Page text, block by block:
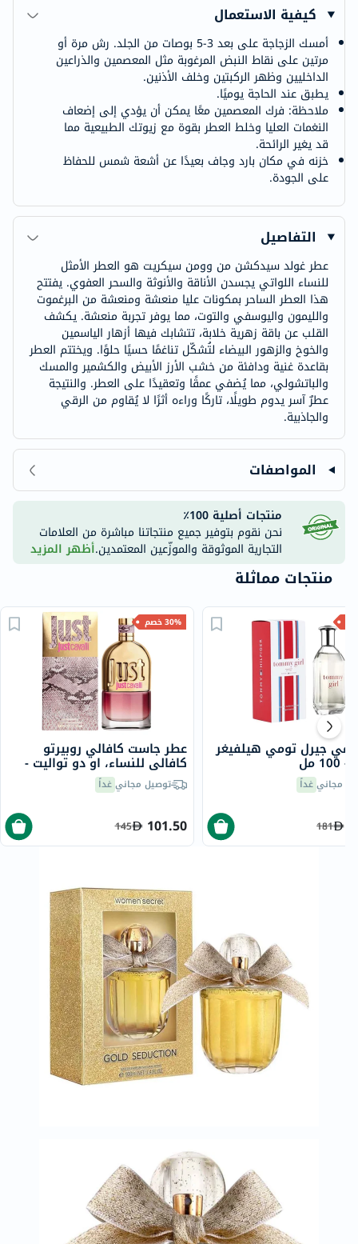
كيفية الاستعمال
أمسك الزجاجة على بعد 3-5 بوصات من الجلد. رش مرة أو
مرتين على نقاط النبض المرغوبة مثل المعصمين والذراعين
الداخليين وظهر الركبتين وخلف الأذنين.
يطبق عند الحاجة يوميًا.
ملاحظة: فرك المعصمين معًا يمكن أن يؤدي إلى إضعاف
النغمات العليا وخلط العطر بقوة مع زيوتك الطبيعية مما
قد يغير الرائحة.
خزنه في مكان بارد وجاف بعيدًا عن أشعة شمس للحفاظ
على الجودة.
التفاصيل
عطر غولد سيدكشن من وومن سيكريت هو العطر الأمثل
للنساء اللواتي يجسدن الأناقة والأنوثة والسحر العفوي. يفتتح
هذا العطر الساحر بمكونات عليا منعشة ومنعشة من البرغموت
والليمون واليوسفي والتوت، مما يوفر تجربة منعشة. يكشف
القلب عن باقة زهرية خلابة، تتشابك فيها أزهار الياسمين
والخوخ والزهور البيضاء لتُشكّل تناغمًا حسيًا حلوًا. ويختتم العطر
بقاعدة غنية ودافئة من خشب الأرز الأبيض والكشمير والمسك
والباتشولي، مما يُضفي عمقًا وتعقيدًا على العطر. والنتيجة
عطرٌ آسر يدوم طويلًا، تاركًا وراءه أثرًا لا يُقاوم من الرقي
والجاذبية.
المواصفات
منتجات أصلية 100٪
نحن نقوم بتوفير جميع منتجاتنا مباشرة من العلامات
التجارية الموثوقة والموزّعين المعتمدين.أظهر المزيد
منتجات مماثلة
30% خصم
عطر جاست كافالي روبيرتو
كافالي للنساء، او دو تواليت -
90 ملتوصيل مجاني غداً
101.50
145
جيرل تومي هيلفيغر
مل
مجانيغداً
181